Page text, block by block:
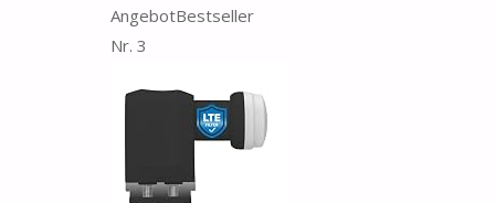
AngebotBestseller
Nr. 3